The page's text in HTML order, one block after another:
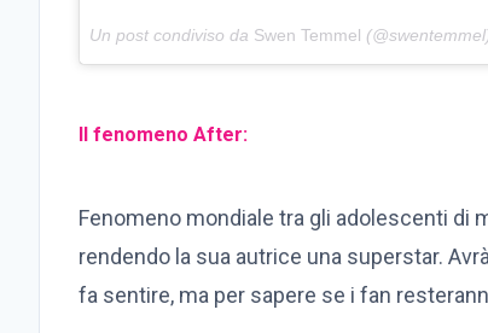
Un post condiviso da Swen Temmel
Il fenomeno After:
Fenomeno mondiale tra gli adolescenti di
rendendo la sua autrice una superstar.
fa sentire, ma per sapere se i fan